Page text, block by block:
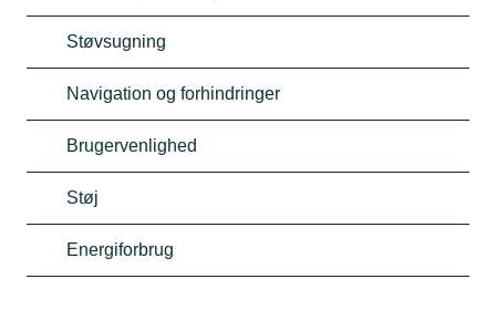
Støvsugning
Navigation og forhindringer
Brugervenlighed
Støj
Energiforbrug